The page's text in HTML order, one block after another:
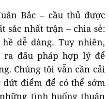
Bắc – cầu thủ được
sắc nhất trận – chia sẻ:
dễ dàng. Tuy nhiên,
đấu pháp hợp lý để
Chúng tôi vẫn cần cải
điểm để có thể sớm
tình huống thuận